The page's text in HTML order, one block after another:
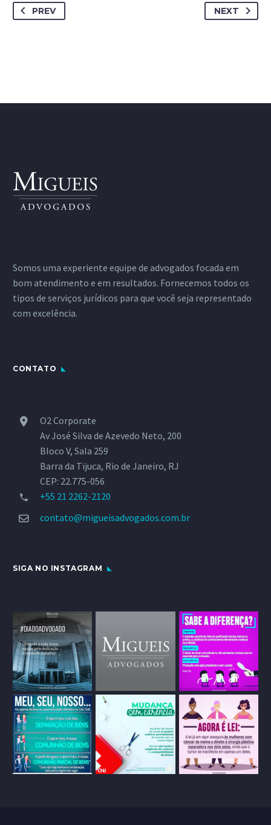
PREV NEXT
Somos uma experiente equipe de advogados focada em
bom atendimento e em resultados. Fornecemos todos os
tipos de serviços jurídicos para que você seja representado
com excelência.
CONTATO
O2 Corporate
Av José Silva de Azevedo Neto, 200
Bloco V, Sala 259
Barra da Tijuca, Rio de Janeiro, RJ
CEP: 22.775-056
+55 21 2262-2120
contato@migueisadvogados.com.br
SIGA NO INSTAGRAM